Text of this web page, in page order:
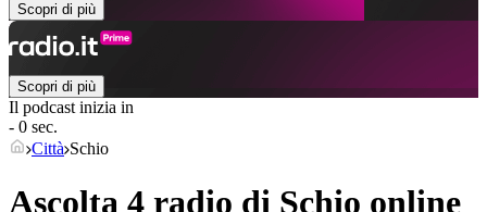
Scopri di più
Scopri di più
Il podcast inizia in
- 0 sec.
Città Schio
Ascolta 4 radio di Schio online